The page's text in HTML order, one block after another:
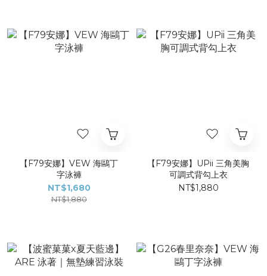
【F79安娜】VEW 海鷗丁
字泳褲
NT$1,680
NT$1,880
【F79安娜】UPii 三角美胸
可調式背勾上衣
NT$1,880